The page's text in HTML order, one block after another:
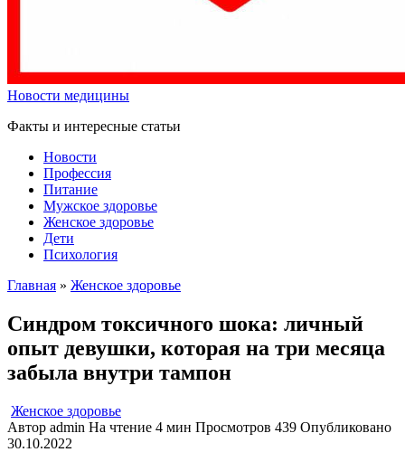
Новости медицины
Факты и интересные статьи
Новости
Профессия
Питание
Мужское здоровье
Женское здоровье
Дети
Психология
Главная » Женское здоровье
Синдром токсичного шока: личный
опыт девушки, которая на три месяца
забыла внутри тампон
Женское здоровье
Автор admin На чтение 4 мин Просмотров 439 Опубликовано
30.10.2022